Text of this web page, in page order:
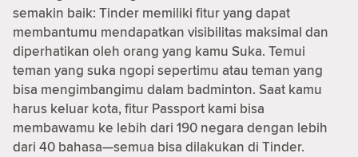
semakin baik: Tinder memiliki fitur yang dapat
membantumu mendapatkan visibilitas maksimal dan
diperhatikan oleh orang yang kamu Suka. Temui
teman yang suka ngopi sepertimu atau teman yang
bisa mengimbangimu dalam badminton. Saat kamu
harus keluar kota, fitur Passport kami bisa
membawamu ke lebih dari 190 negara dengan lebih
dari 40 bahasa—semua bisa dilakukan di Tinder.